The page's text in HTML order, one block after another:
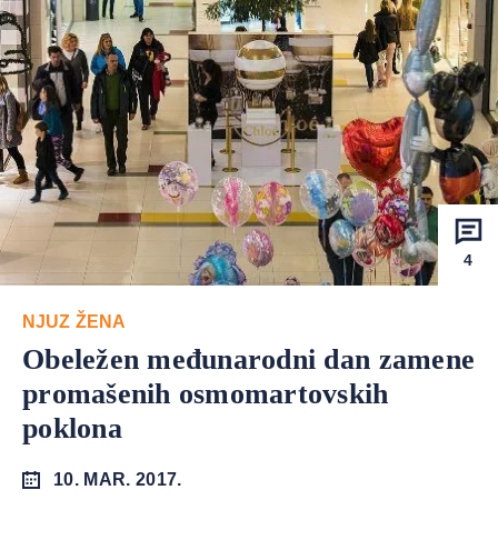
4
NJUZ ŽENA
Obeležen međunarodni dan zamene
promašenih osmomartovskih
poklona
10. MAR. 2017.